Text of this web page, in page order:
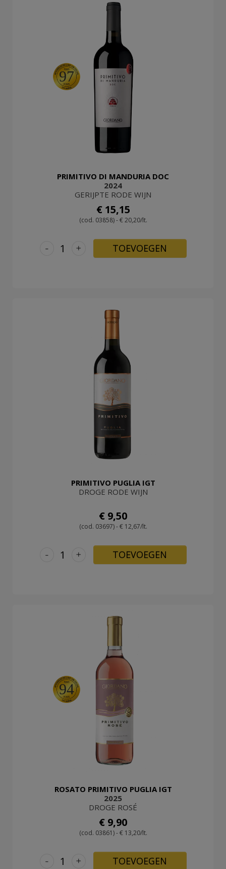
97
PRIMITIVO DI MANDURIA DOC
2024
GERIJPTE RODE WIJN
€ 15,15
(cod. 03858) - € 20,20/lt.
+
- TOEVOEGEN
PRIMITIVO PUGLIA IGT
DROGE RODE WIJN
€ 9,50
(cod. 03697) - € 12,67/lt.
+
- TOEVOEGEN
94
ROSATO PRIMITIVO PUGLIA IGT
2025
DROGE ROSÉ
€ 9,90
(cod. 03861) - € 13,20/lt.
+
- TOEVOEGEN